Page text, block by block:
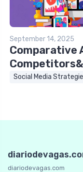
September 14, 2025
Comparative
Social Media
diariodevagas.com